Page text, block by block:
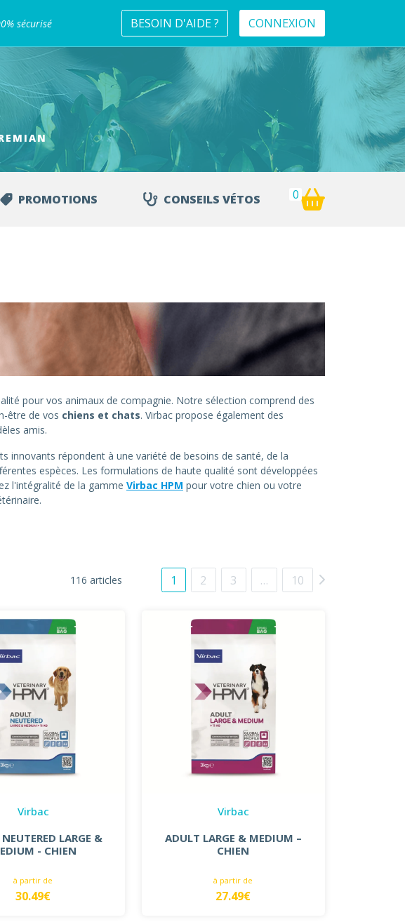
sécurisé
clinique
vétérinaire
sécurisé
clinique vétérinaire
en clinique
vétérinaire
BESOIN D'AIDE ? CONNEXION
PROMOTIONS CONSEILS VÉTOS 0
pour vos animaux de compagnie. Notre sélection comprend des
être de vos chiens et chats. Virbac propose également des
amis.
innovants répondent à une variété de besoins de santé, de la
espèces. Les formulations de haute qualité sont développées
l'intégralité de la gamme Virbac HPM pour votre chien ou votre
116 articles 1 2 3 … 10
Virbac
LARGE &
- CHIEN
à partir de
30.49€
Virbac
ADULT LARGE & MEDIUM –
CHIEN
à partir de
27.49€